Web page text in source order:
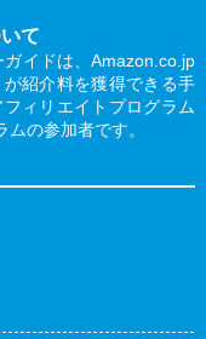
て
イドは、Amazon.co.jp
紹介料を獲得できる手
ィリエイトプログラム
の参加者です。